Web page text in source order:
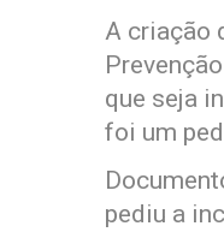
A criação
que seja
foi um
pediu a